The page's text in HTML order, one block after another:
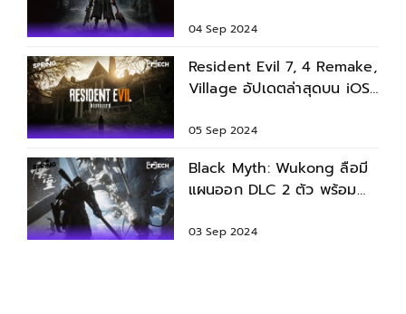
ล้าน!
04 Sep 2024
Resident Evil 7, 4 Remake,
Village อัปเดตล่าสุดบน iOS
05 Sep 2024
Black Myth: Wukong ลือมี
แผนออก DLC 2 ตัว พร้อม
Jiang Ziya
03 Sep 2024